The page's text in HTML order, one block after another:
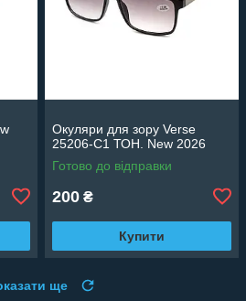
Окуляри для зору Verse
25206-C1 ТОН. New 2026
Готово до відправки
200 ₴
Купити
ще